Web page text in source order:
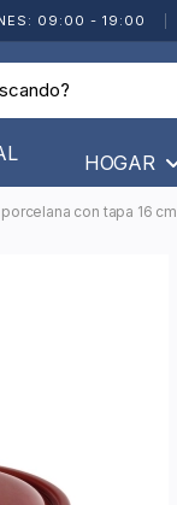
09:00 - 19:00
HOGAR
con tapa 16 cm